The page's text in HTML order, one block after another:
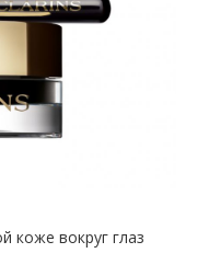
коже вокруг глаз